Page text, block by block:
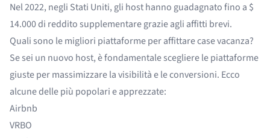
Nel 2022, negli Stati Uniti, gli host hanno guadagnato fino a $
14.000 di reddito supplementaregrazie agli affitti brevi.
Quali sono le migliori piattaforme per affittare case vacanza?
Se sei un nuovo host, è fondamentale scegliere le piattaforme
giuste per massimizzare la visibilità e le conversioni. Ecco
alcune delle più popolari e apprezzate:
Airbnb
VRBO